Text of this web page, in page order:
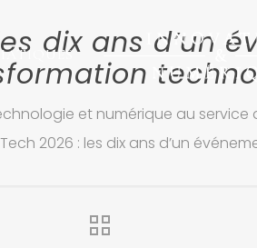
dix ans d’un
et numérique au service
2026 : les dix ans d’un